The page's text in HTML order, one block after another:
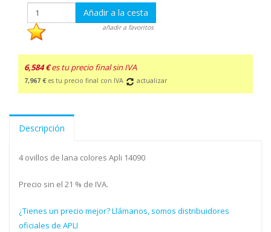
Añadir a la cesta
añadir a favoritos
6,584 € es tu precio final sin IVA
7,967 € es tu precio final con IVA actualizar
Descripción
4 ovillos de lana colores Apli 14090
Precio sin el 21 % de IVA.
¿Tienes un precio mejor? Llámanos, somos distribuidores
oficiales de APLI